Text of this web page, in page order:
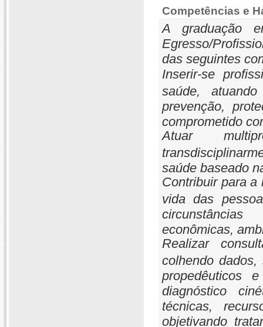
Competências e
A graduação
Egresso/
das seguintes
Inserir-se
saúde,
prevenção,
comprometido
Atuar
saúde baseado
Contribuir para a
vida das
econômicas,
Realizar
colhendo dados,
propedêuticos
diagnóstico
técnicas,
objetivando